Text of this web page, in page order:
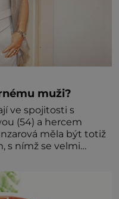
muži?
ve spojitosti s
(54) a hercem
měla být totiž
s nímž se velmi